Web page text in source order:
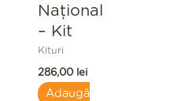
Naţional
– Kit
Kituri
286,00 lei
Adaugă